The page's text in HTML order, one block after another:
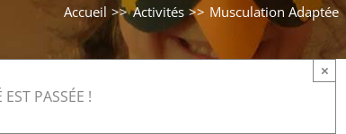
Accueil Activités Musculation Adaptée
EST PASSÉE !
×